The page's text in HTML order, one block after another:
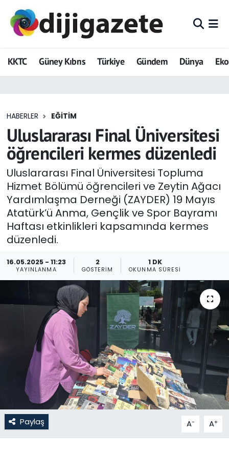
KKTC Güney Kıbrıs Türkiye Gündem Dünya
HABERLER EĞITIM
Uluslararası Final Üniversitesi
öğrencileri kermes düzenledi
Uluslararası Final Üniversitesi Topluma
Hizmet Bölümü öğrencileri ve Zeytin Ağacı
Yardımlaşma Derneği (ZAYDER) 19 Mayıs
Atatürk’ü Anma, Gençlik ve Spor Bayramı
Haftası etkinlikleri kapsamında kermes
düzenledi.
16.05.2025 - 11:23
YAYINLANMA
2
GÖSTERIM
1 DK
OKUNMA SÜRESI
Paylaş A- A+
ADVERTORIAL
Dijigazete
Eğitim
Ekonomi
Foto Galeri
GEZİ
Güncel
KKTC
KKTC YEREL SEÇİM 2018
Kültür Sanat
Magazin
Moda
Nöbetçi Eczaneler
Otomobil Dünyası
Hava Durumu
Trafik Durumu
Tüm Manşetler
Son Dakika Haberleri
Haber Arşivi